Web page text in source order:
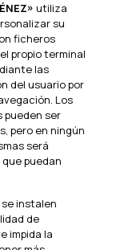
utiliza
su
ficheros
propio terminal
las
del usuario por
Los
pueden ser
pero en ningún
será
puedan
instalen
de
impida la